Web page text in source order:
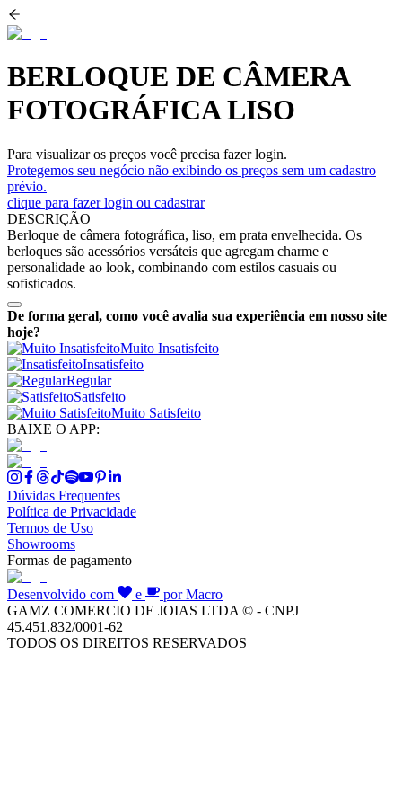
BERLOQUE DE CÂMERA
FOTOGRÁFICA LISO
Para visualizar os preços você precisa fazer login.
Protegemos seu negócio não exibindo os preços sem um cadastro
prévio.
clique para fazer login ou cadastrar
DESCRIÇÃO
Berloque de câmera fotográfica, liso, em prata envelhecida. Os
berloques são acessórios versáteis que agregam charme e
personalidade ao look, combinando com estilos casuais ou
sofisticados.
De forma geral, como você avalia sua experiência em nosso site
hoje?
Muito Insatisfeito
Insatisfeito
Regular
Satisfeito
Muito Satisfeito
BAIXE O APP:
Dúvidas Frequentes
Política de Privacidade
Termos de Uso
Showrooms
Formas de pagamento
Desenvolvido com e
por Macro
GAMZ COMERCIO DE JOIAS LTDA © - CNPJ
45.451.832/0001-62
TODOS OS DIREITOS RESERVADOS